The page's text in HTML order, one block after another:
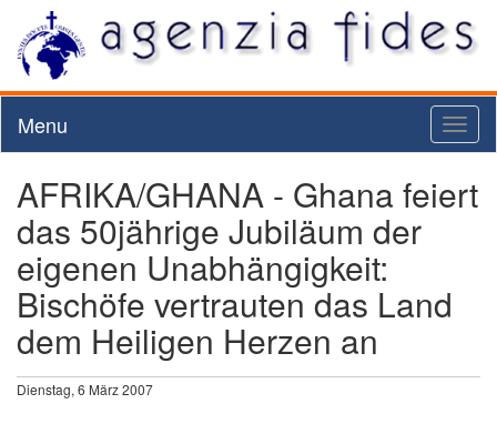
Menu
AFRIKA/GHANA - Ghana feiert
das 50jährige Jubiläum der
eigenen Unabhängigkeit:
Bischöfe vertrauten das Land
dem Heiligen Herzen an
Dienstag, 6 März 2007